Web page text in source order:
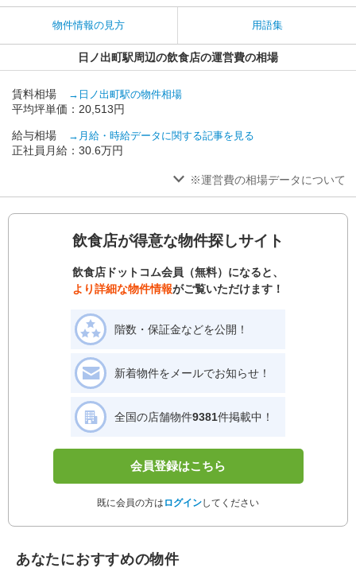
物件情報の見方 用語集
日ノ出町駅周辺の飲食店の運営費の相場
賃料相場 →日ノ出町駅の物件相場
平均坪単価：20,513円
給与相場 →月給・時給データに関する記事を見る
正社員月給：30.6万円
※運営費の相場データについて
飲食店が得意な物件探しサイト
飲食店ドットコム会員（無料）になると、
より詳細な物件情報がご覧いただけます！
階数・保証金などを公開！
新着物件をメールでお知らせ！
全国の店舗物件9381件掲載中！
会員登録はこちら
既に会員の方は ログインしてください
あなたにおすすめの物件